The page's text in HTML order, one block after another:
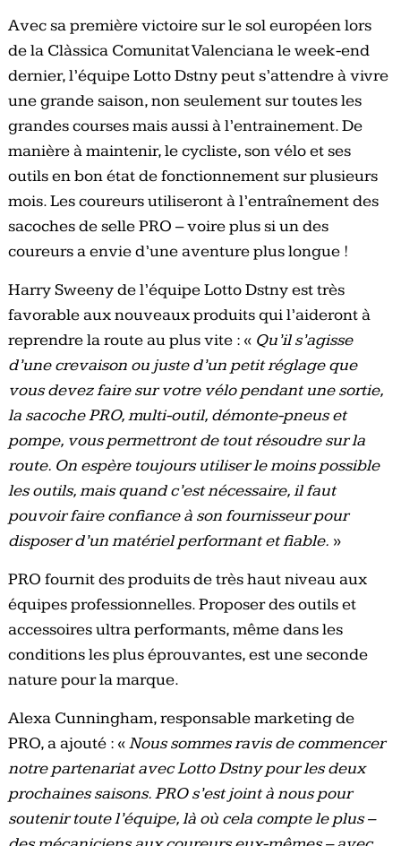
Avec sa première victoire sur le sol européen lors
de la Clàssica Comunitat Valenciana le week-end
dernier, l’équipe Lotto Dstny peut s’attendre à vivre
une grande saison, non seulement sur toutes les
grandes courses mais aussi à l’entrainement. De
manière à maintenir, le cycliste, son vélo et ses
outils en bon état de fonctionnement sur plusieurs
mois. Les coureurs utiliseront à l’entraînement des
sacoches de selle PRO – voire plus si un des
coureurs a envie d’une aventure plus longue !
Harry Sweeny de l’équipe Lotto Dstny est très
favorable aux nouveaux produits qui l’aideront à
reprendre la route au plus vite : « Qu’il s’agisse
d’une crevaison ou juste d’un petit réglage que
vous devez faire sur votre vélo pendant une sortie,
la sacoche PRO, multi-outil, démonte-pneus et
pompe, vous permettront de tout résoudre sur la
route. On espère toujours utiliser le moins possible
les outils, mais quand c’est nécessaire, il faut
pouvoir faire confiance à son fournisseur pour
disposer d’un matériel performant et fiable. »
PRO fournit des produits de très haut niveau aux
équipes professionnelles. Proposer des outils et
accessoires ultra performants, même dans les
conditions les plus éprouvantes, est une seconde
nature pour la marque.
Alexa Cunningham, responsable marketing de
PRO, a ajouté : «Nous sommes ravis de commencer
notre partenariat avec Lotto Dstny pour les deux
prochaines saisons. PRO s’est joint à nous pour
soutenir toute l’équipe, là où cela compte le plus –